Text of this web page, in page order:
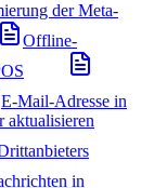
der Meta-
Offline-
E-Mail-Adresse in
aktualisieren
in